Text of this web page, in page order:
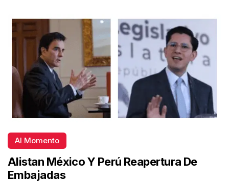
Al Momento
Alistan México Y Perú Reapertura De
Embajadas